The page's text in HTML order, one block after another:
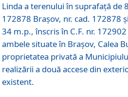
Linda a terenului în suprafață de
172878 Brașov, nr. cad. 172878
34 m.p., înscris în C.F. nr.
ambele situate în Brașov, Calea
proprietatea privată a
realizării a două accese din
existent.